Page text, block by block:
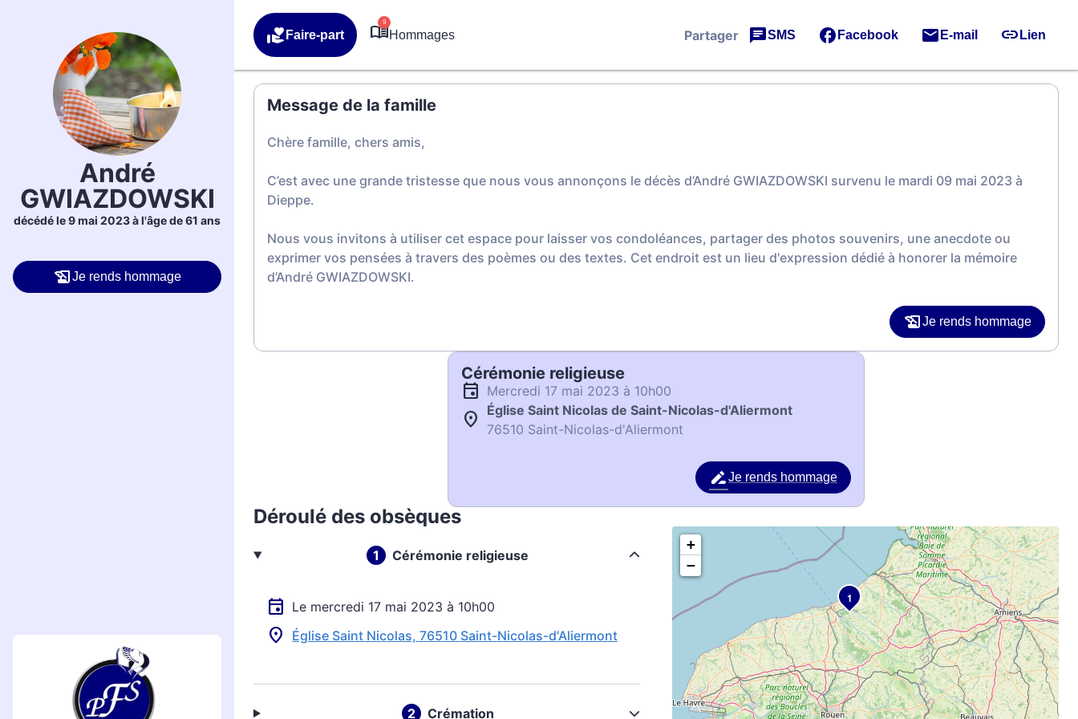
André
GWIAZDOWSKI
décédé le 9 mai 2023 à l'âge de 61 ans
Je rends hommage
Faire-part
9
Hommages Partager SMS Facebook E-mail Lien
Message de la famille
Chère famille, chers amis,
C’est avec une grande tristesse que nous vous annonçons le décès d’André GWIAZDOWSKI survenu le mardi 09 mai 2023 à
Dieppe.
Nous vous invitons à utiliser cet espace pour laisser vos condoléances, partager des photos souvenirs, une anecdote ou
exprimer vos pensées à travers des poèmes ou des textes. Cet endroit est un lieu d'expression dédié à honorer la mémoire
d’André GWIAZDOWSKI.
Je rends hommage
Cérémonie religieuse
mercredi 17 mai 2023 à 10h00
Église Saint Nicolas de Saint-Nicolas-d'Aliermont
76510 Saint-Nicolas-d'Aliermont
Je rends hommage
Déroulé des obsèques
Cérémonie religieuse
Le mercredi 17 mai 2023 à 10h00
Église Saint Nicolas, 76510 Saint-Nicolas-d'Aliermont
Crémation
1
+
−